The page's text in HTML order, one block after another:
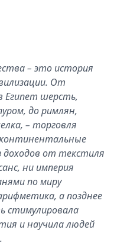
– это история
От
Египет шерсть,
до римлян,
– торговля
доходов от текстиля
ни империя
по миру
а позднее
стимулировала
и научила людей